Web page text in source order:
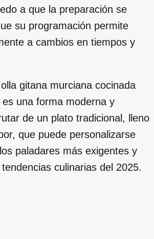
a que la preparación se
su programación permite
a cambios en tiempos y
gitana murciana cocinada
una forma moderna y
de un plato tradicional, lleno
que puede personalizarse
paladares más exigentes y
culinarias del 2025.